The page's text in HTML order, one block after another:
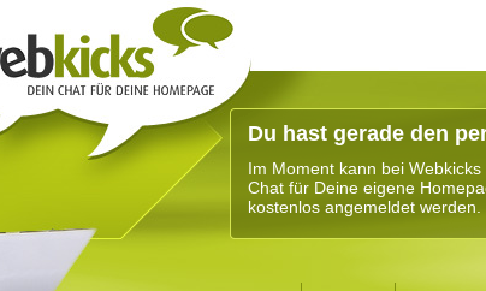
Du hast gerade den
Im Moment kann bei Webkicks
Chat für Deine eigene
kostenlos angemeldet werden.